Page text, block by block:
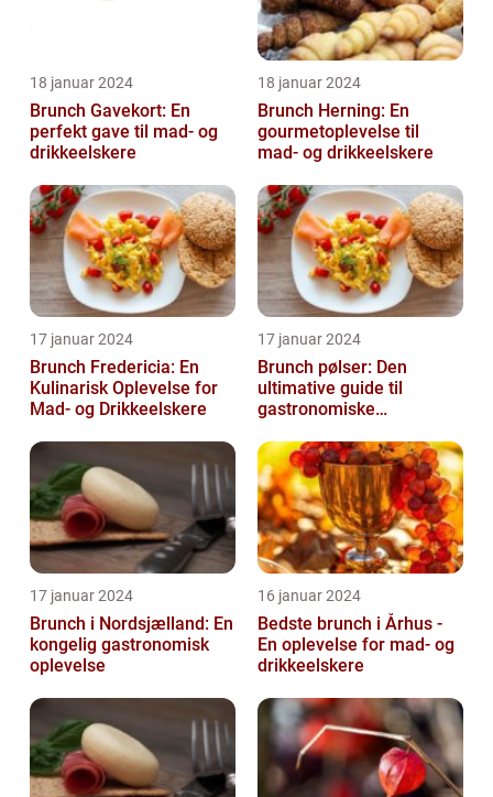
18 januar 2024
Brunch Gavekort: En
perfekt gave til mad- og
drikkeelskere
18 januar 2024
Brunch Herning: En
gourmetoplevelse til
mad- og drikkeelskere
17 januar 2024
Brunch Fredericia: En
Kulinarisk Oplevelse for
Mad- og Drikkeelskere
17 januar 2024
Brunch pølser: Den
ultimative guide til
gastronomiske
17 januar 2024
Brunch i Nordsjælland: En
kongelig gastronomisk
oplevelse
16 januar 2024
Bedste brunch i Århus -
En oplevelse for mad- og
drikkeelskere